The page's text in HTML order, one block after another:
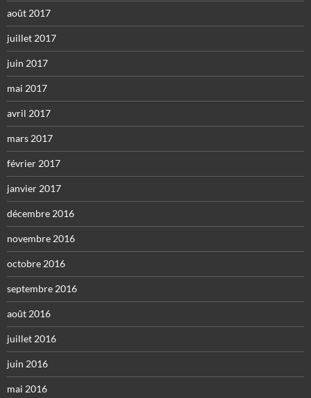
août 2017
juillet 2017
juin 2017
mai 2017
avril 2017
mars 2017
février 2017
janvier 2017
décembre 2016
novembre 2016
octobre 2016
septembre 2016
août 2016
juillet 2016
juin 2016
mai 2016